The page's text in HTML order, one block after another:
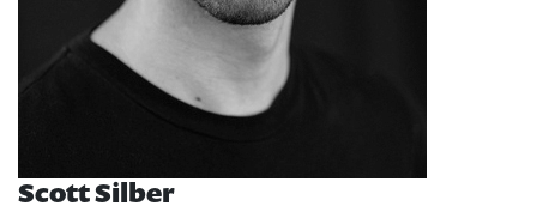
Scott Silber